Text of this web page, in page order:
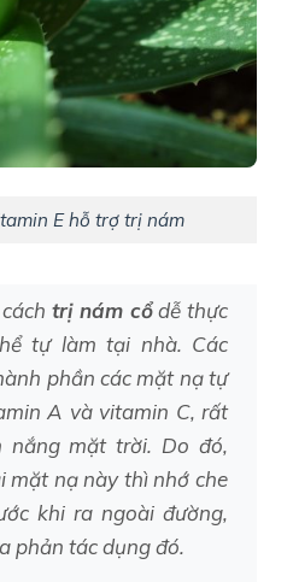
E hỗ trợ trị nám
cáchtrị nám cổdễ thực
tự làm tại nhà. Các
phần các mặt nạ tự
A và vitamin C, rất
nắng mặt trời. Do đó,
mặt nạ này thì nhớ che
khi ra ngoài đường,
phản tác dụng đó.